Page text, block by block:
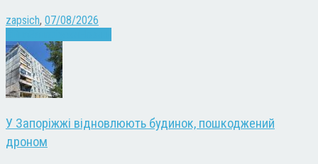
zapsich, 07/08/2026
У Запоріжжі відновлюють будинок, пошкоджений
дроном